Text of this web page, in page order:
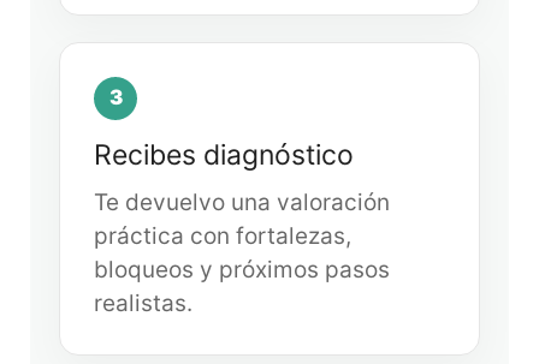
3
Recibes diagnóstico
Te devuelvo una valoración
práctica con fortalezas,
bloqueos y próximos pasos
realistas.